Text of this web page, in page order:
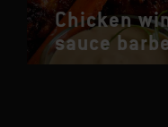
Chicken
sauce